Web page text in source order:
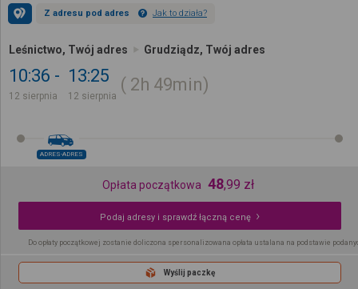
Z adresu pod adres Jak to działa?
Leśnictwo, Twój adres Grudziądz, Twój adres
10:36
12 sierpnia
13:25
12 sierpnia
2h 49min
ADRES-ADRES
Opłata początkowa 48,99 zł
Podaj adresy i sprawdź łączną cenę
Do opłaty początkowej zostanie doliczona spersonalizowana opłata ustalana na podstawie
Wyślij paczkę